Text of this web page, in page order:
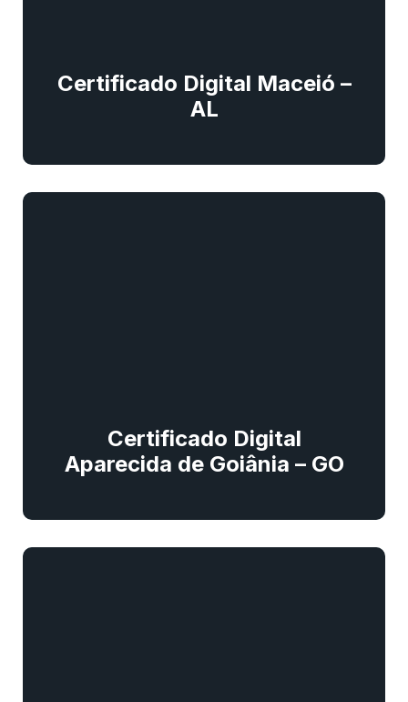
Certificado Digital Maceió –
AL
Certificado Digital
Aparecida de Goiânia – GO